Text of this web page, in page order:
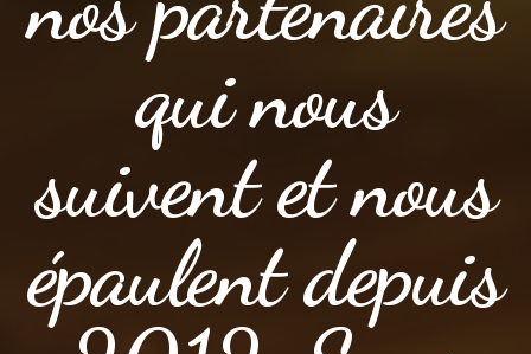
qui nous
suivent et nous
épaulent depuis